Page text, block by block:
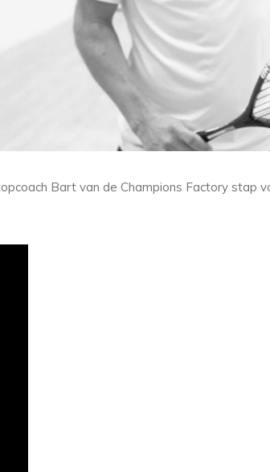
Bart van de Champions Factory stap